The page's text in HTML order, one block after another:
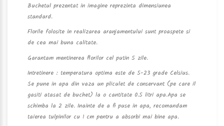
Buchetul prezentat in imagine reprezinta dimensiunea
standard.
Florile folosite in realizarea aranjamentului sunt proaspete si
de cea mai buna calitate.
Garantam mentinerea florilor cel putin 5 zile.
Intretinere : temperatura optima este de 5-23 grade Celsius.
Se pune in apa din vaza un pliculet de conservant (pe care il
gasiti atasat de buchet) la o cantitate 0.5 litri apa.Apa se
schimba la 2 zile. Inainte de a fi puse in apa, recomandam
taierea tulpinilor cu 1 cm pentru a absorbi mai bine apa.